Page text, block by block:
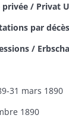
/ Privat-,
par décès /
/
31 mars 1890
1890